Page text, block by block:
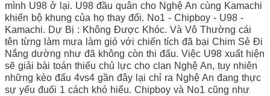
mình U98 ở lại. U98 đầu quân cho Nghệ An cùng Kamachi
khiến bộ khung của họ thay đổi. No1 - Chipboy - U98 -
Kamachi. Dự Bị : Không Được Khóc. Và Vô Thường cái
tên từng làm mưa làm gió với chiến tích đã bại Chim Sẻ Đi
Nắng dường như đã không còn thi đấu. Việc U98 xuất hiện
sẽ giải bài toán thiếu chủ lực cho clan Nghệ An, tuy nhiên
những kèo đấu 4vs4 gần đây lại chỉ ra Nghệ An đang thực
sự yếu đuối 1 cách khó hiểu. Chipboy và No1 cũng như